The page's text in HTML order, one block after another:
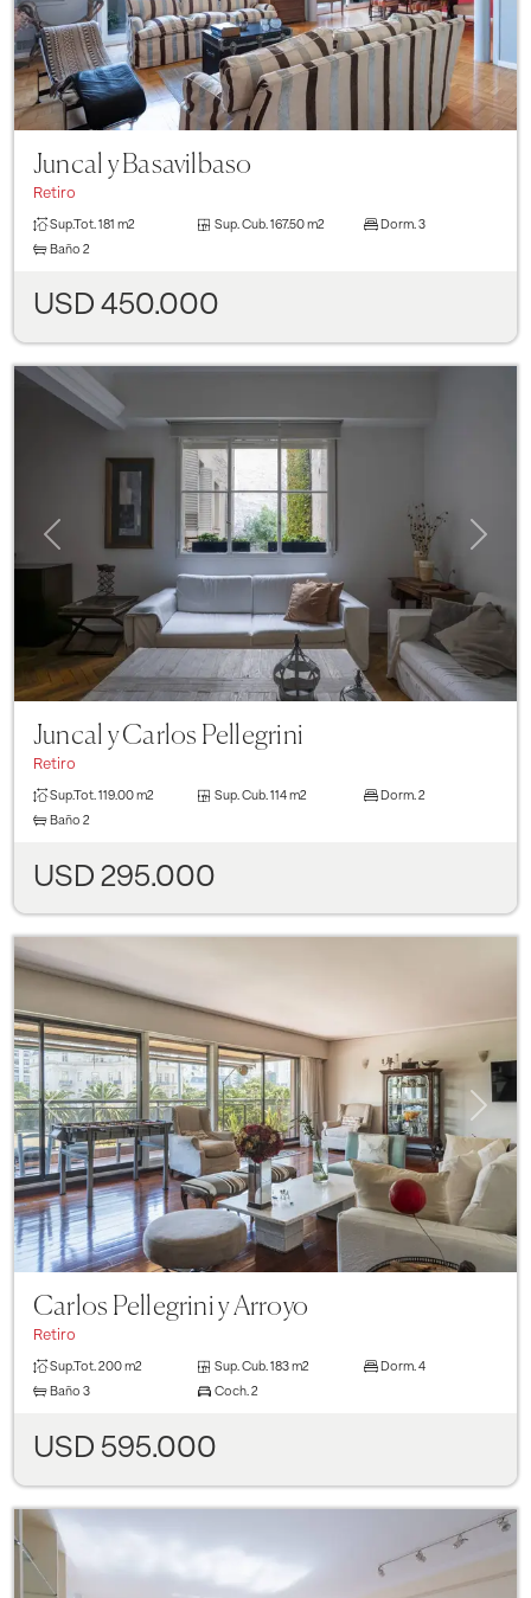
Juncal y Basavilbaso
Retiro
Sup.Tot. 181 m2 Sup. Cub. 167.50 m2 Dorm. 3
Baño 2
USD 450.000
Previous
Juncal y Carlos Pellegrini
Retiro
Sup.Tot. 119.00 m2 Sup. Cub. 114 m2 Dorm. 2
Baño 2
USD 295.000
Previous Next
Carlos Pellegrini y Arroyo
Retiro
Sup.Tot.200 m2 Sup. Cub. 183 m2 Dorm. 4
Baño 3 Coch. 2
USD 595.000